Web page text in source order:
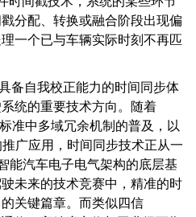
分配、转换或融合阶段出现偏
一个已与车辆实际时刻不再匹
备自我校正能力的时间同步体
统的重要技术方向。随着
准中多域冗余机制的普及，以
广应用，时间同步技术正从一
能汽车电子电气架构的底层基
未来的技术竞赛中，精准的时
关键篇章。而类似四信